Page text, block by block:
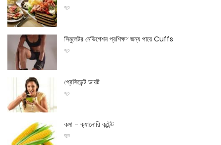
জুত
সিমুলেটর নেভিগেশন প্রশিক্ষণ জন্য পায়ে Cuffs
জুত
প্রেসিডেন্ট ডায়ট
জুত
কমা - ক্যালোরি কন্টেন্ট
জুত